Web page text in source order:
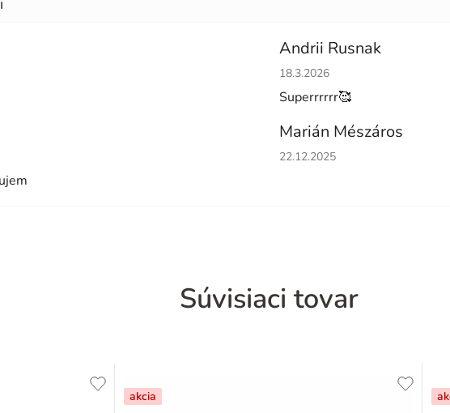
Andrii Rusnak
Hodnotenie obchodu je 5 z 5
18.3.2026
Superrrrrr🥰
Marián Mészáros
Hodnotenie obchodu je 5 z 5
22.12.2025
Súvisiaci tovar
akcia